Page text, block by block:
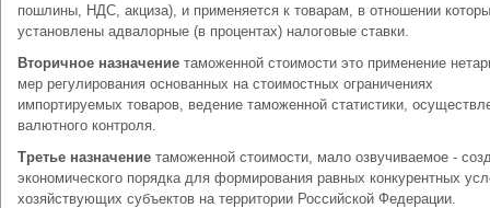
пошлины, НДС, акциза), и применяется к товарам, в отношении
установлены адвалорные (в процентах) налоговые ставки.
Вторичное назначение таможенной стоимости это применение
мер регулирования основанных на стоимостных ограничениях
импортируемых товаров, ведение таможенной статистики,
валютного контроля.
Третье назначение таможенной стоимости, мало озвучиваемое -
экономического порядка для формирования равных конкурентных
хозяйствующих субъектов на территории Российской Федерации.